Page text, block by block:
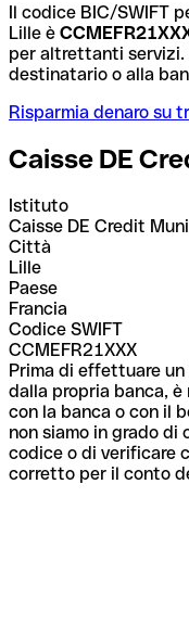
Il codice BIC/SWIFT
Lille è
per altrettanti
destinatario o alla
Risparmia denaro su
Caisse DE
Istituto
Caisse DE Credit
Città
Lille
Paese
Francia
Codice SWIFT
CCMEFR21XXX
Prima di effettuare
dalla propria banca,
con la banca o con il
non siamo in grado
codice o di verificare
corretto per il conto